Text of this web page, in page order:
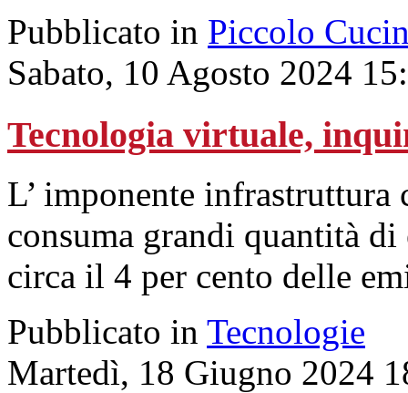
Pubblicato in Piccolo
Sabato, 10 Agosto 2024
Tecnologia virtuale,
L’ imponente
consuma grandi quantità
circa il 4 per cento delle
Pubblicato in Tecnologie
Martedì, 18 Giugno 2024